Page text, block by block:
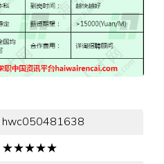
hwc050481638
★★★★★